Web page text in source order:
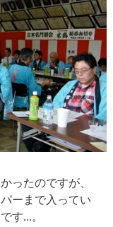
ったのですが、
ーまで入ってい
す...。